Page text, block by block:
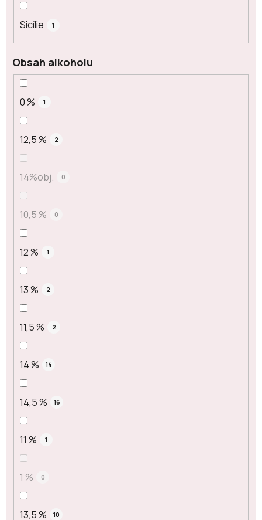
Sicílie 1
Obsah alkoholu
0 % 1
12,5 % 2
14%obj. 0
10,5 % 0
12 % 1
13 % 2
11,5 % 2
14 % 14
14,5 % 16
11 % 1
1 % 0
13,5 % 10